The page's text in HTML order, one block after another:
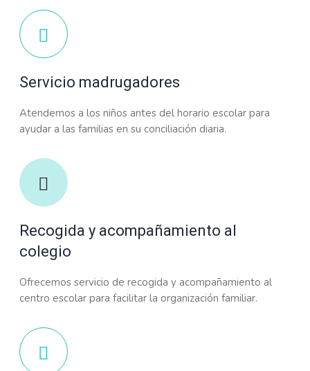
Servicio madrugadores
Atendemos a los niños antes del horario escolar para
ayudar a las familias en su conciliación diaria.
Recogida y acompañamiento al
colegio
Ofrecemos servicio de recogida y acompañamiento al
centro escolar para facilitar la organización familiar.